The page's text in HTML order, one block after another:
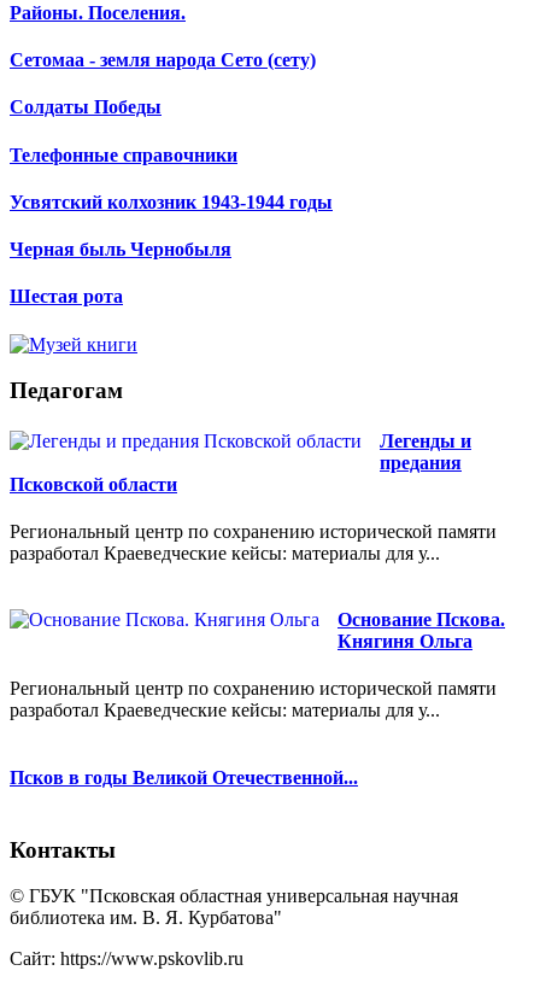
Районы. Поселения.
Сетомаа - земля народа Сето (сету)
Солдаты Победы
Телефонные справочники
Усвятский колхозник 1943-1944 годы
Черная быль Чернобыля
Шестая рота
Педагогам
Легенды и
предания
Псковской области
Региональный центр по сохранению исторической памяти
разработал Краеведческие кейсы: материалы для у...
Основание Пскова.
Княгиня Ольга
Региональный центр по сохранению исторической памяти
разработал Краеведческие кейсы: материалы для у...
Псков в годы Великой Отечественной...
Контакты
© ГБУК "Псковская областная универсальная научная
библиотека им. В. Я. Курбатова"
Сайт: https://www.pskovlib.ru